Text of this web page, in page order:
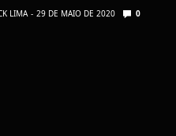
LIMA 29 DE MAIO DE 2020 0